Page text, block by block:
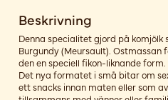
Beskrivning
Denna specialitet gjord på komjölk
Burgundy (Meursault). Ostmassan
den en speciell fikon-liknande
Det nya formatet i små bitar om
ett snacks innan maten eller som